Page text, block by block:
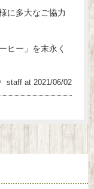
に多大なご協力
ヒー」を末永く
staff at 2021/06/02